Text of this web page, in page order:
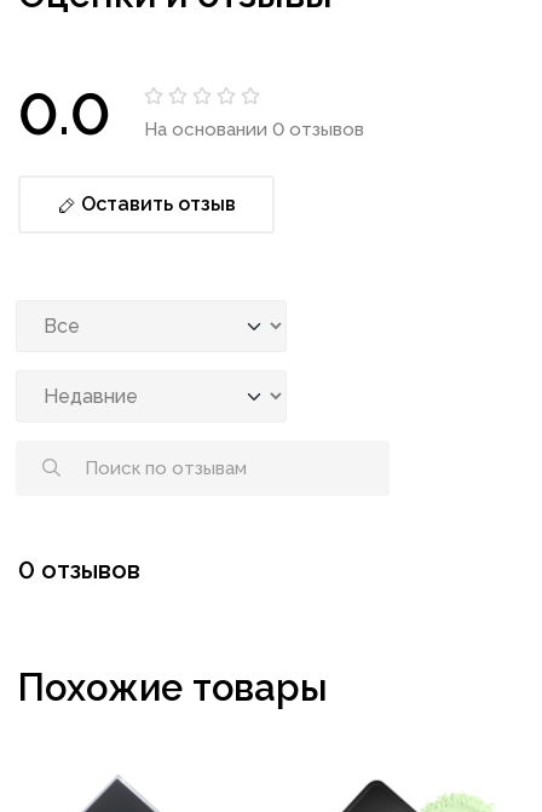
0.0 На основании 0 отзывов
Оставить отзыв
0 отзывов
Похожие товары